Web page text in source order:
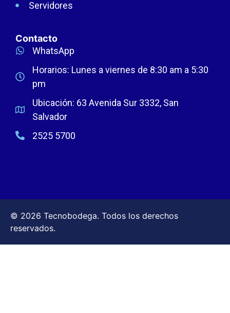
Servidores
Contacto
WhatsApp
Horarios: Lunes a viernes de 8:30 am a 5:30
pm
Ubicación: 63 Avenida Sur 3332, San
Salvador
2525 5700
© 2026 Tecnobodega. Todos los derechos
reservados.